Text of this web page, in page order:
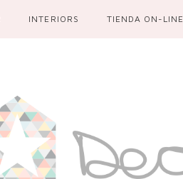
INTERIORS TIENDA ON-LINE